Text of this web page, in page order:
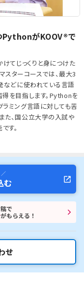
PythonがKOOV®で
てじっくりと身につけた
スターコースでは、最大3
などに使われている言語
得を目指します。Pythonを
ミング言語に対しても苦
た、国公立大学の入試や
す。
む
で
がもらえる！
せ